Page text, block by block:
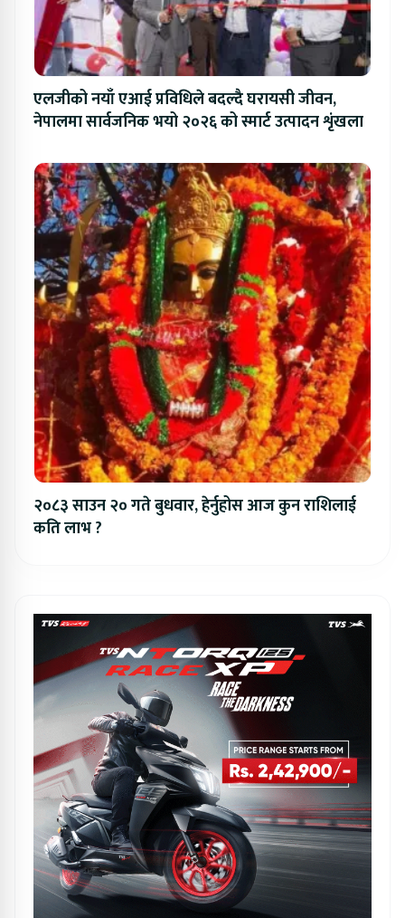
एलजीको नयाँ एआई प्रविधिले बदल्दै घरायसी जीवन,
नेपालमा सार्वजनिक भयो २०२६ को स्मार्ट उत्पादन शृंखला
२०८३ साउन २० गते बुधवार, हेर्नुहोस आज कुन राशिलाई
कति लाभ ?